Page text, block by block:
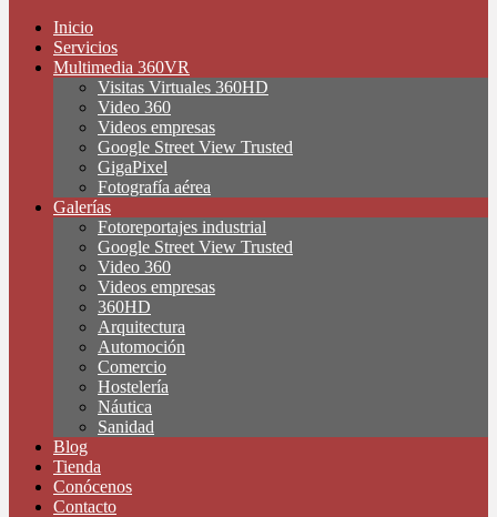
Inicio
Servicios
Multimedia 360VR
Visitas Virtuales 360HD
Video 360
Videos empresas
Google Street View Trusted
GigaPixel
Fotografía aérea
Galerías
Fotoreportajes industrial
Google Street View Trusted
Video 360
Videos empresas
360HD
Arquitectura
Automoción
Comercio
Hostelería
Náutica
Sanidad
Blog
Tienda
Conócenos
Contacto